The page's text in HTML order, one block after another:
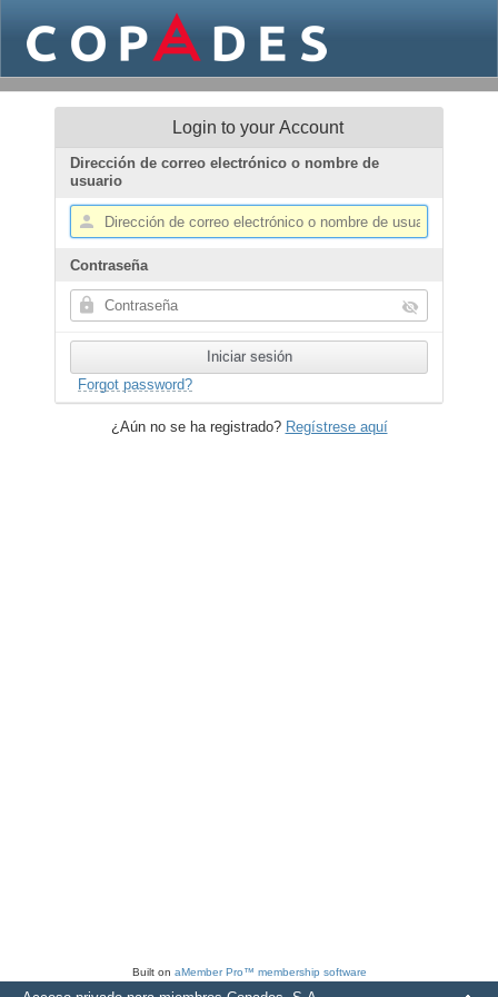
Login to your Account
Dirección de correo electrónico o nombre de
usuario
Contraseña
Forgot password?
¿Aún no se ha registrado? Regístrese aquí
Built on aMember Pro™ membership software